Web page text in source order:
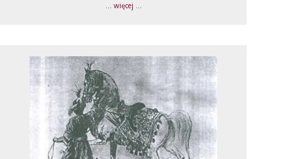
... więcej ...